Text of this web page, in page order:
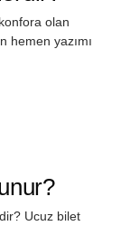
olan
hemen yazımı
Ucuz bilet